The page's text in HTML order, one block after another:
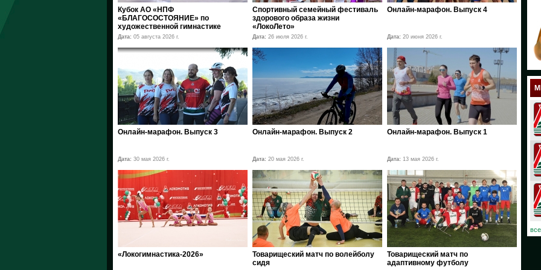
Кубок АО «НПФ
«БЛАГОСОСТОЯНИЕ» по
художественной гимнастике
Дата: 05 августа 2026 г.
Спортивный семейный фестиваль
здорового образа жизни
«ЛокоЛето»
Дата: 26 июля 2026 г.
Онлайн-марафон. Выпуск 4
Дата: 20 июня 2026 г.
Онлайн-марафон. Выпуск 3
Дата: 30 мая 2026 г.
Онлайн-марафон. Выпуск 2
Дата: 20 мая 2026 г.
Онлайн-марафон. Выпуск 1
Дата: 13 мая 2026 г.
«Локогимнастика-2026»
Товарищеский матч по волейболу
сидя
Товарищеский матч по
адаптивному футболу